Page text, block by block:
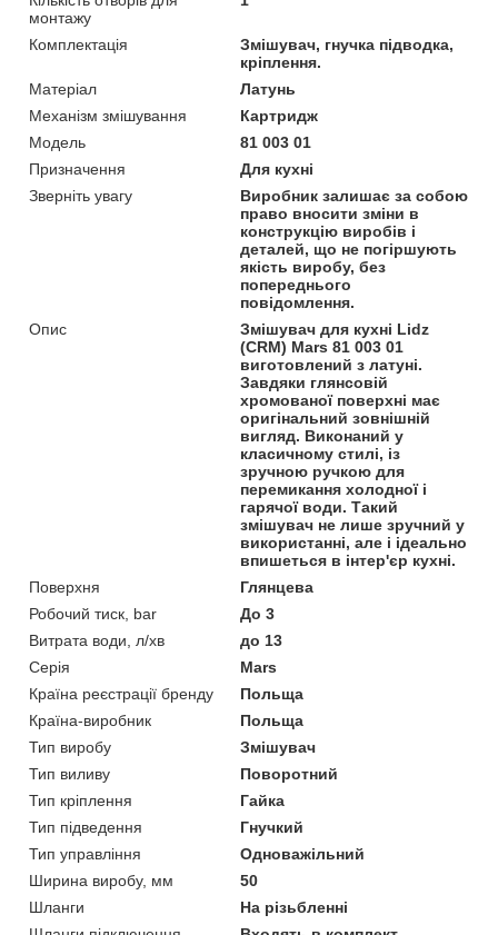
монтажу
Комплектація
Змішувач, гнучка підводка,
кріплення.
Матеріал
Латунь
Механізм змішування
Картридж
Модель
81 003 01
Призначення
Для кухні
Зверніть увагу
Виробник залишає за собою
право вносити зміни в
конструкцію виробів і
деталей, що не погіршують
якість виробу, без
попереднього
повідомлення.
Опис
Змішувач для кухні Lidz
(CRM) Mars 81 003 01
виготовлений з латуні.
Завдяки глянсовій
хромованої поверхні має
оригінальний зовнішній
вигляд. Виконаний у
класичному стилі, із
зручною ручкою для
перемикання холодної і
гарячої води. Такий
змішувач не лише зручний у
використанні, але і ідеально
впишеться в інтер'єр кухні.
Поверхня
Глянцева
Робочий тиск, bar
До 3
Витрата води, л/хв
до 13
Серія
Mars
Країна реєстрації бренду
Польща
Країна-виробник
Польща
Тип виробу
Змішувач
Тип виливу
Поворотний
Тип кріплення
Гайка
Тип підведення
Гнучкий
Тип управління
Одноважільний
Ширина виробу, мм
50
Шланги
На різьбленні